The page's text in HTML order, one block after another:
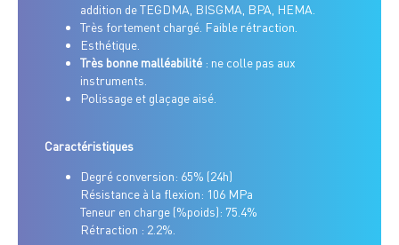
addition de TEGDMA, BISGMA, BPA, HEMA.
Très fortement chargé. Faible rétraction.
Esthétique.
Très bonne malléabilité : ne colle pas aux
instruments.
Polissage et glaçage aisé.
Caractéristiques
Degré conversion: 65% (24h)
Résistance à la flexion: 106 MPa
Teneur en charge (%poids): 75.4%
Rétraction : 2.2%.